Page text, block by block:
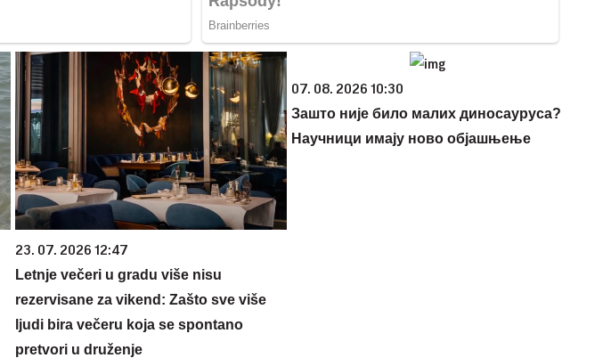
23. 07. 2026 12:47
Letnje večeri u gradu više nisu
rezervisane za vikend: Zašto sve više
ljudi bira večeru koja se spontano
pretvori u druženje
07. 08. 2026 10:30
Зашто није било малих диносауруса?
Научници имају ново објашњење